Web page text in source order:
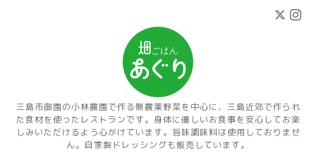
三島市御園の小林農園で作る無農薬野菜を中心に、三島近郊で作られ
た食材を使ったレストランです。身体に優しいお食事を安心してお楽
しみいただけるよう心がけています。旨味調味料は使用しておりませ
ん。自家製ドレッシングも販売しています。